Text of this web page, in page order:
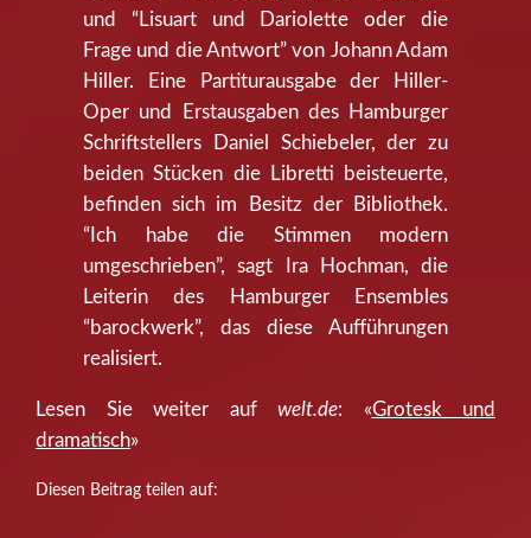
und “Lisuart und Dariolette oder die
Frage und die Antwort” von Johann Adam
Hiller. Eine Partiturausgabe der Hiller-
Oper und Erstausgaben des Hamburger
Schriftstellers Daniel Schiebeler, der zu
beiden Stücken die Libretti beisteuerte,
befinden sich im Besitz der Bibliothek.
“Ich habe die Stimmen modern
umgeschrieben”, sagt Ira Hochman, die
Leiterin des Hamburger Ensembles
“barockwerk”, das diese Aufführungen
realisiert.
Lesen Sie weiter auf welt.de: «Grotesk und
dramatisch»
Diesen Beitrag teilen auf: